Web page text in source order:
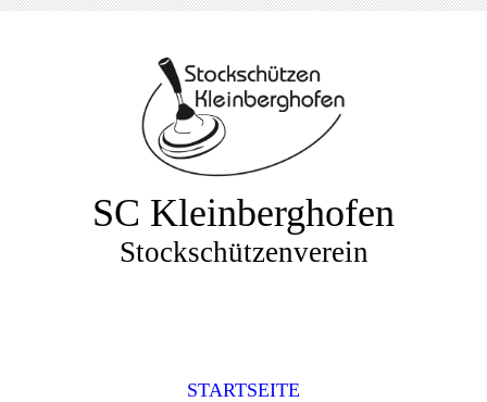
SC Kleinberghofen
Stockschützenverein
STARTSEITE